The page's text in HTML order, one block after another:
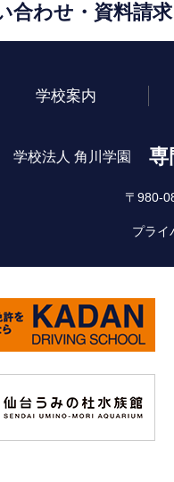
合わせ・資料請求
学校案内
学校法人 角川学園 専
〒980-
プライ